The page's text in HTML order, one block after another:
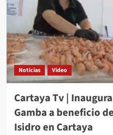
Noticias Video
Cartaya Tv |
Gamba a beneficio
Isidro en Cartaya